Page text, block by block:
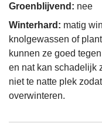
Groenblijvend: nee
Winterhard: matig
knolgewassen of
kunnen ze goed
en nat kan schadelijk
niet te natte plek
overwinteren.